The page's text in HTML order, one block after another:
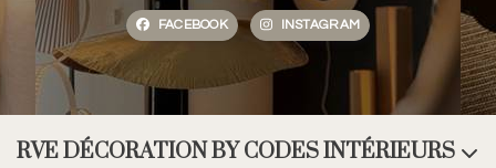
FACEBOOK INSTAGRAM
RVE DÉCORATION BY CODES INTÉRIEURS